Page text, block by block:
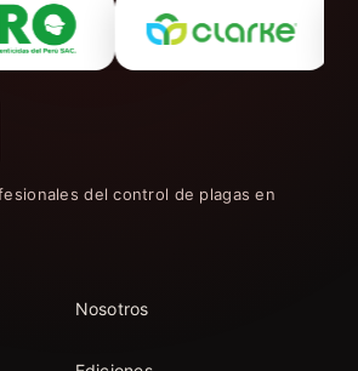
del control de plagas en
Nosotros